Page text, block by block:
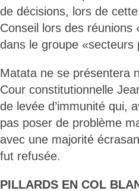
de décisions, lors de
Conseil lors des réunions
dans le groupe «secteurs
Matata ne se présentera
Cour constitutionnelle
de levée d’immunité qui,
pas poser de problème
avec une majorité
fut refusée.
PILLARDS EN COL